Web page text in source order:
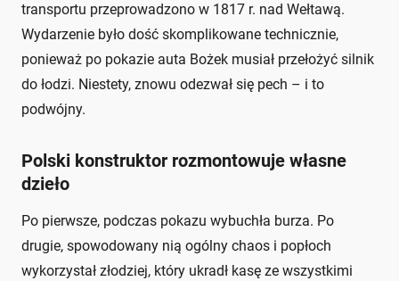
transportu przeprowadzono w 1817 r. nad Wełtawą.
Wydarzenie było dość skomplikowane technicznie,
ponieważ po pokazie auta Bożek musiał przełożyć silnik
do łodzi. Niestety, znowu odezwał się pech – i to
podwójny.
Polski konstruktor rozmontowuje własne
dzieło
Po pierwsze, podczas pokazu wybuchła burza. Po
drugie, spowodowany nią ogólny chaos i popłoch
wykorzystał złodziej, który ukradł kasę ze wszystkimi